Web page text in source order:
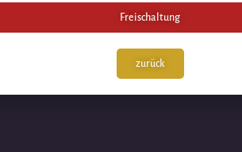
Freischaltung
zurück